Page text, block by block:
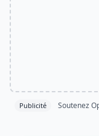
Publicité Soutenez